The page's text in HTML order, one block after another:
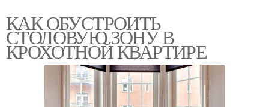
КАК ОБУСТРОИТЬ
СТОЛОВУЮ ЗОНУ В
КРОХОТНОЙ КВАРТИРЕ